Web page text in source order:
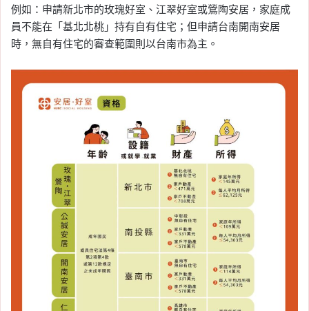
例如：申請新北市的玫瑰好室、江翠好室或鶯陶安居，家庭成
員不能在「基北北桃」持有自有住宅；但申請台南開南安居
時，無自有住宅的審查範圍則以台南市為主。